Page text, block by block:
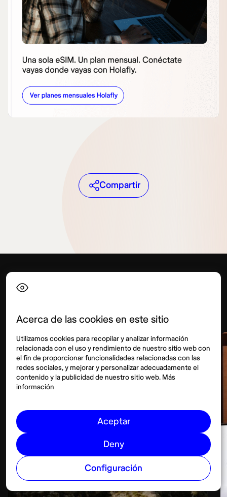
Acerca de las cookies en este sitio
Utilizamos cookies para recopilar y analizar información
relacionada con el uso y rendimiento de nuestro sitio web con
el fin de proporcionar funcionalidades relacionadas con las
redes sociales, y mejorar y personalizar adecuadamente el
contenido y la publicidad de nuestro sitio web. Más
información
Aceptar
Deny
Configuración
Compartir